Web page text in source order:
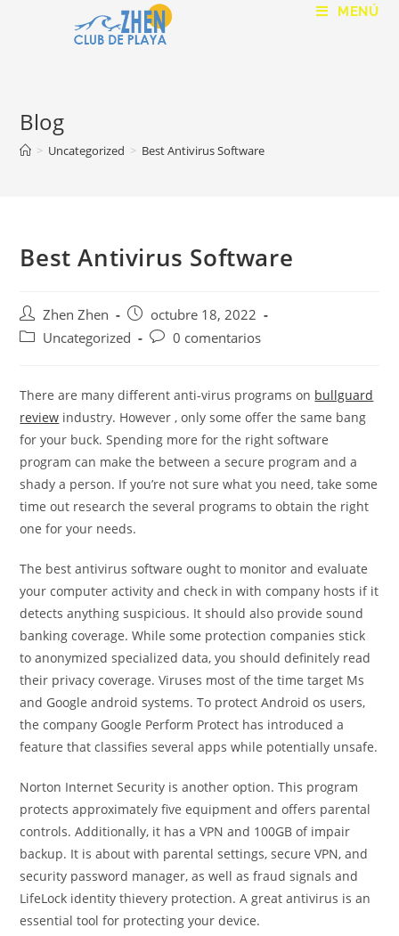
MENÚ
Blog
> Uncategorized > Best Antivirus Software
Best Antivirus Software
Zhen Zhen
octubre 18, 2022
Uncategorized
0 comentarios
There are many different anti-virus programs on bullguard
review industry. However , only some offer the same bang
for your buck. Spending more for the right software
program can make the between a secure program and a
shady a person. If you’re not sure what you need, take some
time out research the several programs to obtain the right
one for your needs.
The best antivirus software ought to monitor and evaluate
your computer activity and check in with company hosts if it
detects anything suspicious. It should also provide sound
banking coverage. While some protection companies stick
to anonymized specialized data, you should definitely read
their privacy coverage. Viruses most of the time target Ms
and Google android systems. To protect Android os users,
the company Google Perform Protect has introduced a
feature that classifies several apps while potentially unsafe.
Norton Internet Security is another option. This program
protects approximately five equipment and offers parental
controls. Additionally, it has a VPN and 100GB of impair
backup. It is about with parental settings, secure VPN, and
security password manager, as well as fraud signals and
LifeLock identity thievery protection. A great antivirus is an
essential tool for protecting your device.